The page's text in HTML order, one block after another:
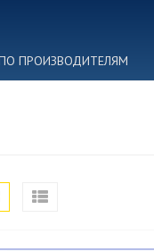
ПРОИЗВОДИТЕЛЯМ